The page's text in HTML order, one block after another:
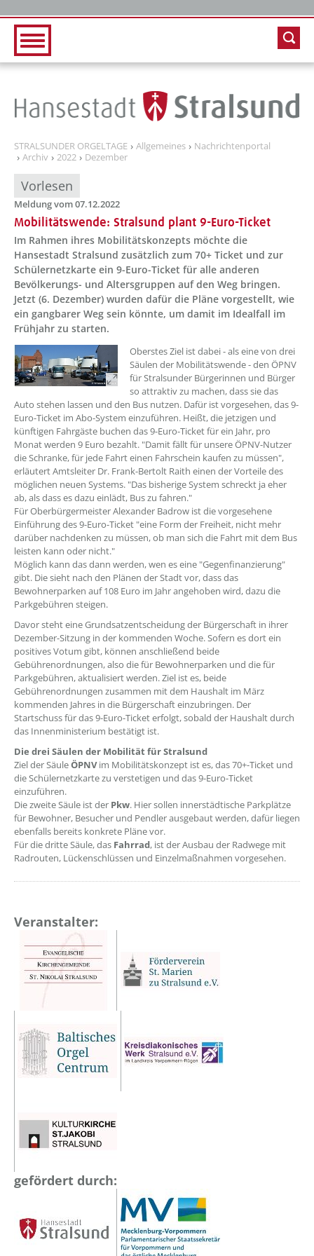
STRALSUNDER ORGELTAGE Allgemeines
Nachrichtenportal
Archiv
2022 Dezember
Vorlesen
Meldung vom 07.12.2022
Mobilitätswende: Stralsund plant 9-Euro-Ticket
Im Rahmen ihres Mobilitätskonzepts möchte die
Hansestadt Stralsund zusätzlich zum 70+ Ticket und zur
Schülernetzkarte ein 9-Euro-Ticket für alle anderen
Bevölkerungs- und Altersgruppen auf den Weg bringen.
Jetzt (6. Dezember) wurden dafür die Pläne vorgestellt, wie
ein gangbarer Weg sein könnte, um damit im Idealfall im
Frühjahr zu starten.
??? absaetzeOben[1]/titel ???
Oberstes Ziel ist dabei - als eine von drei
Säulen der Mobilitätswende - den ÖPNV
für Stralsunder Bürgerinnen und Bürger
so attraktiv zu machen, dass sie das
Auto stehen lassen und den Bus nutzen. Dafür ist vorgesehen, das 9-
Euro-Ticket im Abo-System einzuführen. Heißt, die jetzigen und
künftigen Fahrgäste buchen das 9-Euro-Ticket für ein Jahr, pro
Monat werden 9 Euro bezahlt. "Damit fällt für unsere ÖPNV-Nutzer
die Schranke, für jede Fahrt einen Fahrschein kaufen zu müssen",
erläutert Amtsleiter Dr. Frank-Bertolt Raith einen der Vorteile des
möglichen neuen Systems. "Das bisherige System schreckt ja eher
ab, als dass es dazu einlädt, Bus zu fahren."
Für Oberbürgermeister Alexander Badrow ist die vorgesehene
Einführung des 9-Euro-Ticket "eine Form der Freiheit, nicht mehr
darüber nachdenken zu müssen, ob man sich die Fahrt mit dem Bus
leisten kann oder nicht."
Möglich kann das dann werden, wen es eine "Gegenfinanzierung"
gibt. Die sieht nach den Plänen der Stadt vor, dass das
Bewohnerparken auf 108 Euro im Jahr angehoben wird, dazu die
Parkgebühren steigen.
Davor steht eine Grundsatzentscheidung der Bürgerschaft in ihrer
Dezember-Sitzung in der kommenden Woche. Sofern es dort ein
positives Votum gibt, können anschließend beide
Gebührenordnungen, also die für Bewohnerparken und die für
Parkgebühren, aktualisiert werden. Ziel ist es, beide
Gebührenordnungen zusammen mit dem Haushalt im März
kommenden Jahres in die Bürgerschaft einzubringen. Der
Startschuss für das 9-Euro-Ticket erfolgt, sobald der Haushalt durch
das Innenministerium bestätigt ist.
Die drei Säulen der Mobilität für Stralsund
Ziel der SäuleÖPNVim Mobilitätskonzept ist es, das 70+-Ticket und
die Schülernetzkarte zu verstetigen und das 9-Euro-Ticket
einzuführen.
Die zweite Säule ist der Pkw. Hier sollen innerstädtische Parkplätze
für Bewohner, Besucher und Pendler ausgebaut werden, dafür liegen
ebenfalls bereits konkrete Pläne vor.
Für die dritte Säule, das Fahrrad, ist der Ausbau der Radwege mit
Radrouten, Lückenschlüssen und Einzelmaßnahmen vorgesehen.
Veranstalter:
gefördert durch: